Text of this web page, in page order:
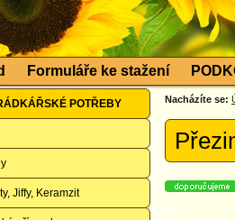
Formuláře ke stažení
POTŘEBY
Jiffy, Keramzit
Nacházíte se: